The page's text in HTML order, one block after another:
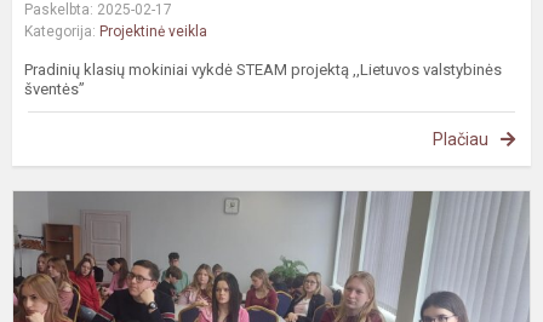
Paskelbta: 2025-02-17
Kategorija: Projektinė veikla
Pradinių klasių mokiniai vykdė STEAM projektą ,,Lietuvos valstybinės
šventės”
Plačiau